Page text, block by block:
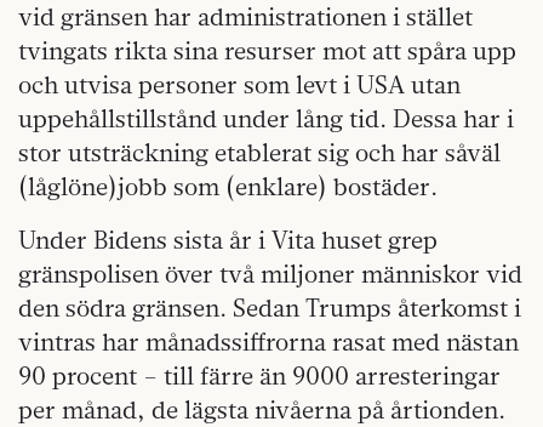
vid gränsen har administrationen i stället
tvingats rikta sina resurser mot att spåra upp
och utvisa personer som levt i USA utan
uppehållstillstånd under lång tid. Dessa har i
stor utsträckning etablerat sig och har såväl
(låglöne)jobb som (enklare) bostäder.
Under Bidens sista år i Vita huset grep
gränspolisen över två miljoner människor vid
den södra gränsen. Sedan Trumps återkomst i
vintras har månadssiffrorna rasat med nästan
90 procent – till färre än 9000 arresteringar
per månad, de lägsta nivåerna på årtionden.